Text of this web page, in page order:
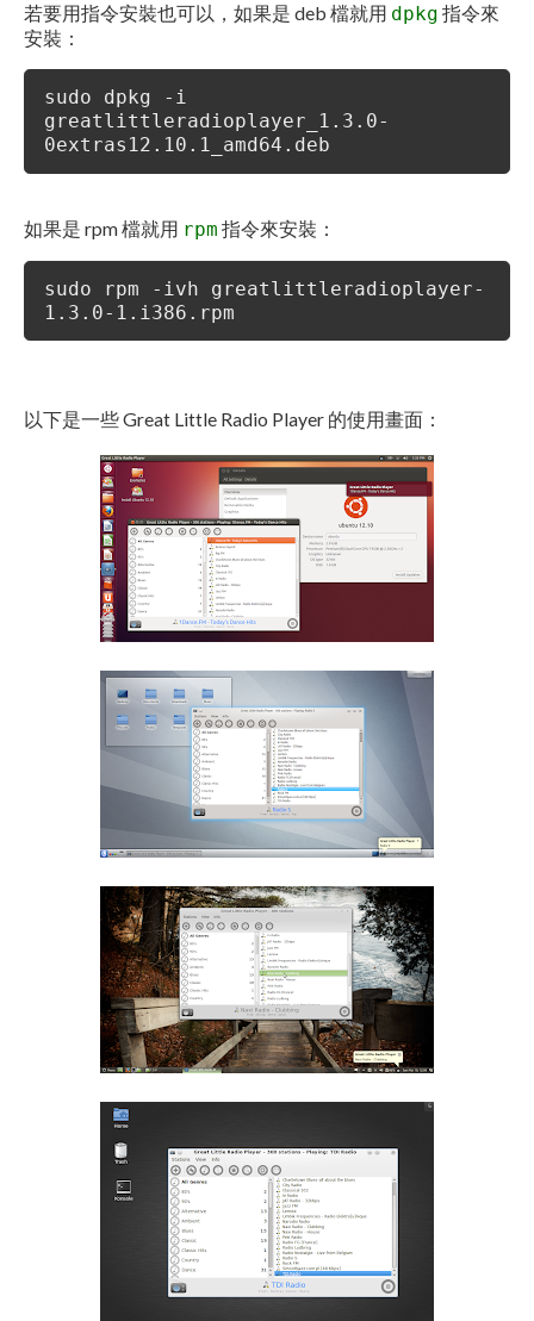
若要用指令安裝也可以，如果是 deb 檔就用 dpkg 指令來
安裝：
sudo dpkg -i
greatlittleradioplayer_1.3.0-
0extras12.10.1_amd64.deb
如果是 rpm 檔就用 rpm 指令來安裝：
sudo rpm -ivh greatlittleradioplayer-
1.3.0-1.i386.rpm
以下是一些 Great Little Radio Player 的使用畫面：